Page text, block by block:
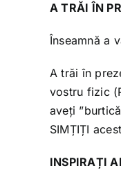
A TRĂI ÎN
Înseamnă a
A trăi în
vostru fizic
aveți
SIMȚIȚI
INSPIRAȚI